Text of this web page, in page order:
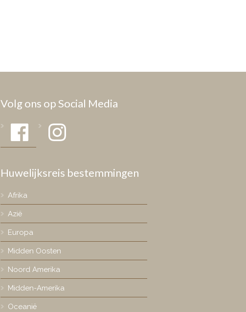
Volg ons op Social Media
Facebook Instagram
Huwelijksreis bestemmingen
Afrika
Azië
Europa
Midden Oosten
Noord Amerika
Midden-Amerika
Oceanië